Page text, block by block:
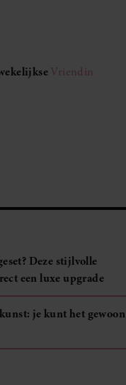
Vriendin
Deze stijlvolle
een luxe upgrade
je kunt het gewoon